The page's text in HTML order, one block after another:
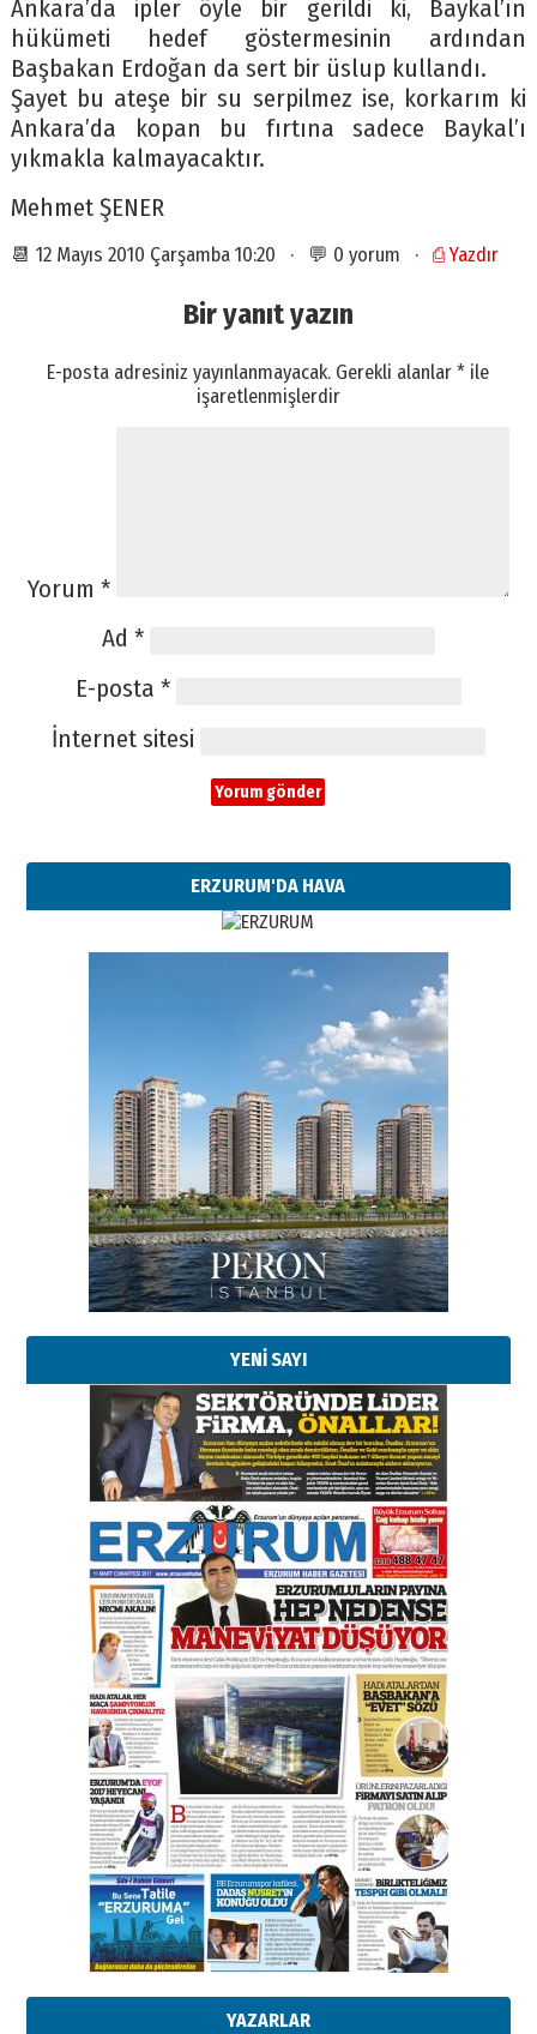
Ankara’da ipler öyle bir gerildi ki, Baykal’ın
hükümeti hedef göstermesinin ardından
Başbakan Erdoğan da sert bir üslup kullandı.
Şayet bu ateşe bir su serpilmez ise, korkarım ki
Ankara’da kopan bu fırtına sadece Baykal’ı
yıkmakla kalmayacaktır.
Mehmet ŞENER
📆 12 Mayıs 2010 Çarşamba 10:20 · 💬 0 yorum · ⎙ Yazdır
Bir yanıt yazın
E-posta adresiniz yayınlanmayacak. Gerekli alanlar* ile
işaretlenmişlerdir
Yorum *
Ad *
E-posta *
İnternet sitesi
ERZURUM'DA HAVA
YENİ SAYI
YAZARLAR
Esat BİNDESEN
Başkan Sekmen’den Erzurum’a
bir vizyon proje daha!
02 Ağustos 2026 Pazar
Kadir SABUNCUOĞLU
Erzurumspor’un köşe taşları
29 Haziran 2026 Pazartesi
Kenan GÜLERCİ
Murat Şahsuvaroğlu ERKON’da
çıtayı yukarı taşırken,
yönetimdekiler aşağı
çekmemeli!
17 Şubat 2026 SalıOrhan BOZKURT
Bir fotoğraf, bir şehir, bir
gazeteci… Dizginler kimin
elinde?
31 Mart 2026 Salı
A. Berhan Yılmaz
BİR BÖLÜM DEĞİL, BİR ÖMÜR
SEÇİYORSUNUZ… “NEDEN
ATATÜRK ÜNİVERSİTESİ?”
28 Temmuz 2026 Salı
Ahmet Gökhan YAZICI
Ahmed Yesevi’den bir Alperen…
”Reisimiz” idi… Hakka yürüdü.!
26 Mart 2026 Perşembe
Cem Bakırcı
Ardında bıraktığı hatıralarıyla
gönül adamı Faruk Terzioğlu!
13 Mayıs 2026 Çarşamba
Esat BİNDESEN
Başkan Sekmen’den Erzurum’a
bir vizyon proje daha!
02 Ağustos 2026 Pazar